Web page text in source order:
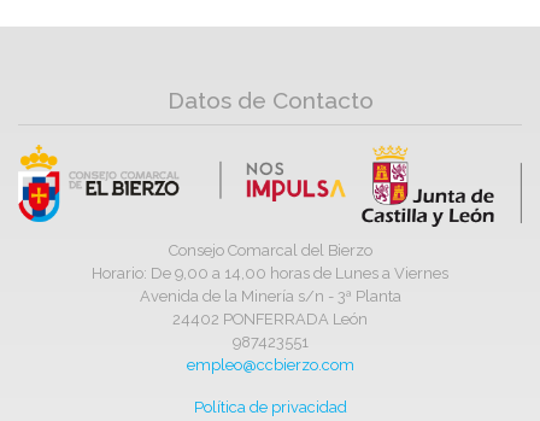
Datos de Contacto
Consejo Comarcal del Bierzo
Horario: De 9,00 a 14,00 horas de Lunes a Viernes
Avenida de la Minería s/n - 3ª Planta
24402 PONFERRADA León
987423551
empleo@ccbierzo.com
Política de privacidad